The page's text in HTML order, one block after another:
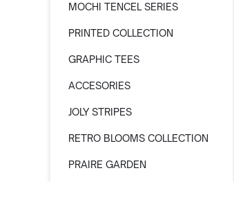
MOCHI TENCEL SERIES
PRINTED COLLECTION
GRAPHIC TEES
ACCESORIES
JOLY STRIPES
RETRO BLOOMS COLLECTION
PRAIRE GARDEN